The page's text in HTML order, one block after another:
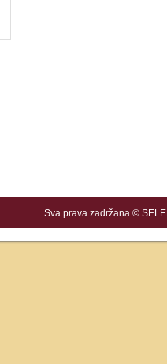
Sva prava zadržana ©